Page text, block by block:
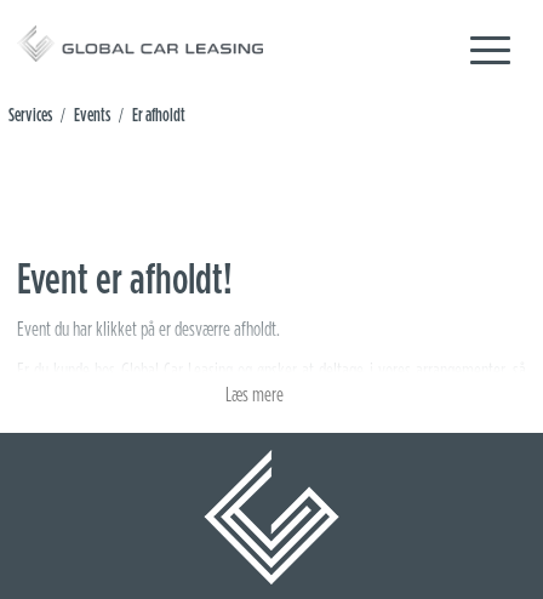
Services / Events / Er afholdt
Event er afholdt!
Event du har klikket på er desværre afholdt.
Er du kunde hos Global Car Leasing og ønsker at deltage i vores arrangementer, så
sørg for at være tilmeldt vores nyhedsbrev. Det er nemlig her, at alle vores
invitationer kommer ud. OBS! Vi anvender kontraktsnr. ved tilmelding.
Læs mere